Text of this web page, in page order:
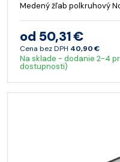
Medený žľab polkruhový
od 50,31 €
Cena bez DPH 40,90 €
Na sklade - dodanie 2-4
dostupnosti)